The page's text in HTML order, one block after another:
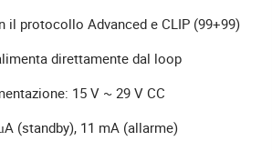
il protocollo Advanced e CLIP (99+99)
direttamente dal loop
15 V ~ 29 V CC
(standby), 11 mA (allarme)